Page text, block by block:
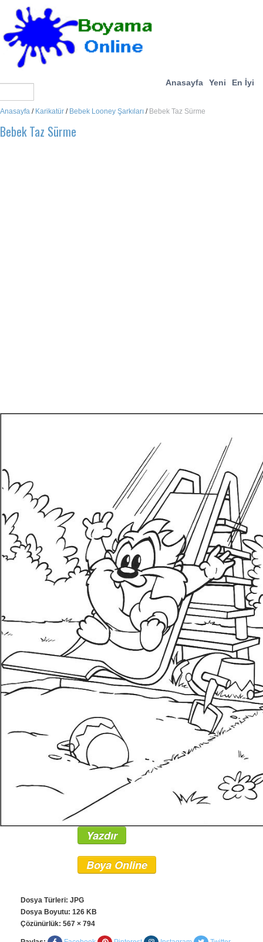
Anasayfa Yeni En İyi
Anasayfa / Karikatür / Bebek Looney Şarkıları / Bebek Taz Sürme
Bebek Taz Sürme
Yazdır
Boya Online
Dosya Türleri: JPG
Dosya Boyutu: 126 KB
Çözünürlük: 567 × 794